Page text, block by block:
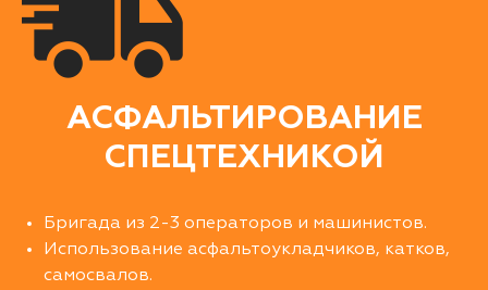
АСФАЛЬТИРОВАНИЕ
СПЕЦТЕХНИКОЙ
Бригада из 2-3 операторов и машинистов.
Использование асфальтоукладчиков, катков,
самосвалов.